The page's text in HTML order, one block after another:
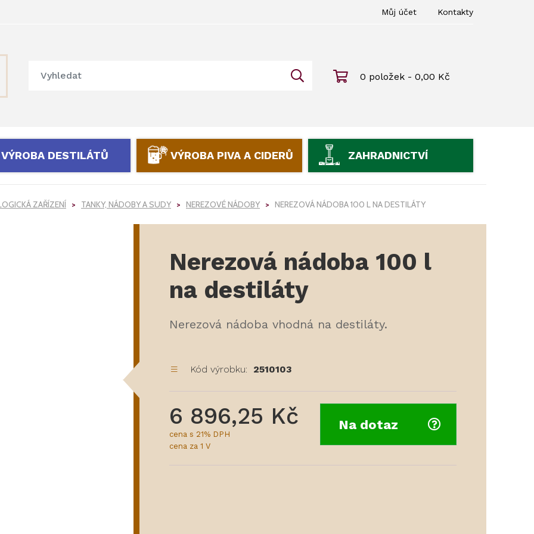
Můj účet Kontakty
0 položek - 0,00 Kč
VÝROBA DESTILÁTŮ VÝROBA PIVA A CIDERŮ ZAHRADNICTVÍ
ZAŘÍZENÍ TANKY, NÁDOBY A SUDY NEREZOVÉ NÁDOBY NEREZOVÁ NÁDOBA 100 L NA DESTILÁTY
Nerezová nádoba 100 l
na destiláty
Nerezová nádoba vhodná na destiláty.
Kód výrobku: 2510103
6 896,25 Kč
cena s 21% DPH
cena za 1 V
Na dotaz